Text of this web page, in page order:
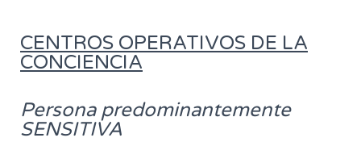
CENTROS OPERATIVOS DE LA
CONCIENCIA
Persona predominantemente
SENSITIVA